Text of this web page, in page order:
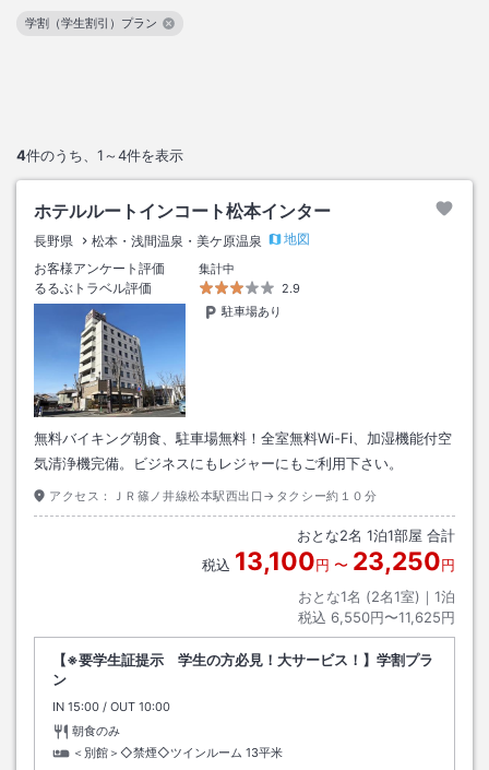
4件のうち、 1～4件を表示
学割（学生割引）プラン
この絞り込み条件を解除
ホテルルートインコート松本インター
長野県 松本・浅間温泉・美ケ原温泉
地図
お客様アンケート評価
集計中
るるぶトラベル評価
2.9
駐車場あり
無料バイキング朝食、駐車場無料！全室無料Wi-Fi、加湿機能付空
気清浄機完備。ビジネスにもレジャーにもご利用下さい。
アクセス： ＪＲ篠ノ井線松本駅西出口→タクシー約１０分
おとな2名 1泊1部屋 合計
税込 13,100円 〜 23,250円
おとな1名 (2名1室)｜ 1泊
税込 6,550円〜11,625円
【※要学生証提示 学生の方必見！大サービス！】学割プラ
ン
IN チェックイン
15:00 / OUT チェックアウト
10:00
朝食のみ
＜別館＞◇禁煙◇ツインルーム 13平米